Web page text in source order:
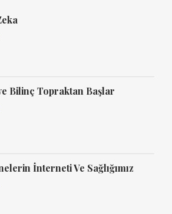
Bilinç Topraktan Başlar
İnterneti Ve Sağlığımız